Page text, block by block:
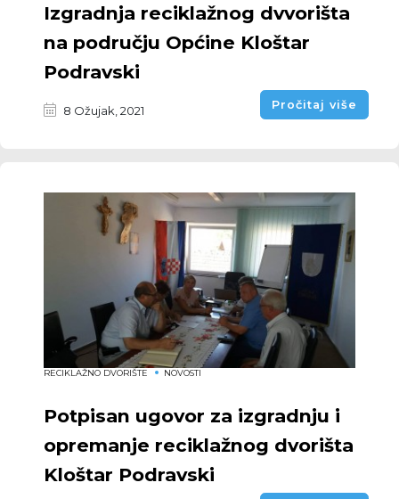
Izgradnja reciklažnog dvvorišta
na području Općine Kloštar
Podravski
8 Ožujak, 2021 Pročitaj više
RECIKLAŽNO DVORIŠTE NOVOSTI
Potpisan ugovor za izgradnju i
opremanje reciklažnog dvorišta
Kloštar Podravski